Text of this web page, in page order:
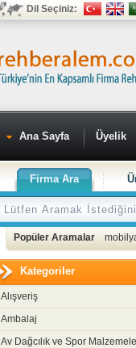
Dil Seçiniz:
Ana Sayfa Üyelik
Firma Ara
Popüler Aramalar
Kategoriler
Alışveriş
Ambalaj
Av Dağcılık ve Spor